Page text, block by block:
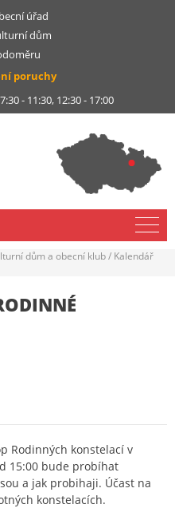
úřad
dům
poruchy
- 11:30, 12:30 - 17:00
dům a obecní klub/ Kalendář
Rodinných konstelací v
15:00 bude probíhat
a jak probihaji. Účast na
konstelacích.